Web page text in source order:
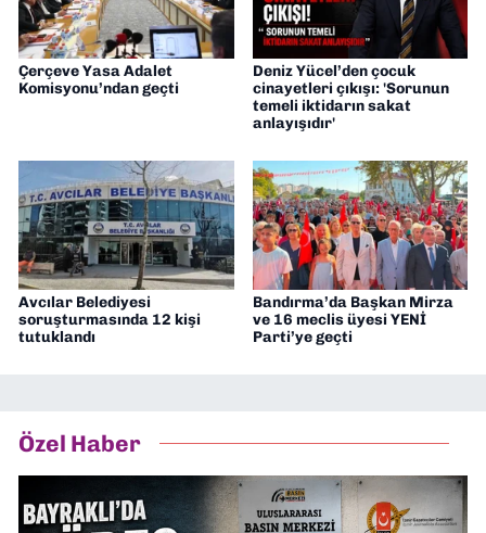
Çerçeve Yasa Adalet
Komisyonu’ndan geçti
Deniz Yücel’den çocuk
cinayetleri çıkışı: 'Sorunun
temeli iktidarın sakat
anlayışıdır'
Avcılar Belediyesi
soruşturmasında 12 kişi
tutuklandı
Bandırma’da Başkan Mirza
ve 16 meclis üyesi YENİ
Parti’ye geçti
Özel Haber